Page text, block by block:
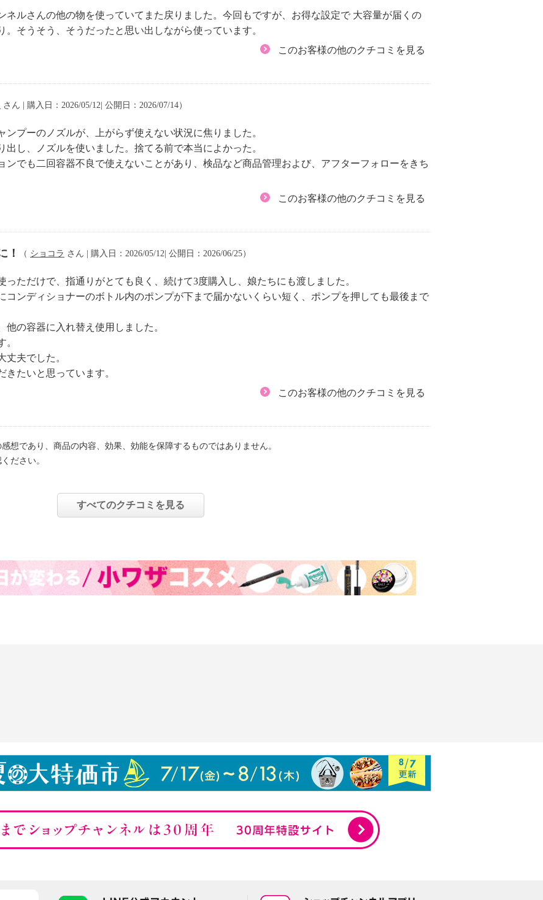
ズ】
ーラルの香り ６０
フローラルの香り
ネルさんの他の物を使っていてまた戻りました。今回もですが、お得な設定で 大容量が届くの
そうそう、そうだったと思い出しながら使っています。
このお客様の他のクチコミを見る
さん | 購入日：2026/05/12| 公開日：2026/07/14）
プーのノズルが、上がらず使えない状況に焦りました。
し、ノズルを使いました。捨てる前で本当によかった。
ンでも二回容器不良で使えないことがあり、検品など商品管理および、アフターフォローをきち
このお客様の他のクチコミを見る
！ （ ショコラ さん | 購入日：2026/05/12| 公開日：2026/06/25）
ただけで、指通りがとても良く、続けて3度購入し、娘たちにも渡しました。
コンディショナーのボトル内のポンプが下まで届かないくらい短く、ポンプを押しても最後まで
の容器に入れ替え使用しました。
。
丈夫でした。
たいと思っています。
このお客様の他のクチコミを見る
想であり、商品の内容、効果、効能を保障するものではありません。
ださい。
すべてのクチコミを見る